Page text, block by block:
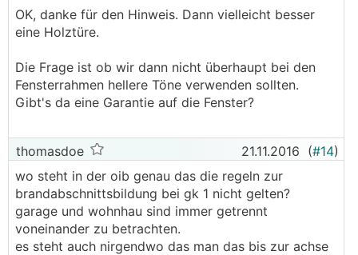
OK, danke für den Hinweis. Dann vielleicht besser
eine Holztüre.
Die Frage ist ob wir dann nicht überhaupt bei den
Fensterrahmen hellere Töne verwenden sollten.
Gibt's da eine Garantie auf die Fenster?
thomasdoe 21.11.2016 (#14)
wo steht in der oib genau das die regeln zur
brandabschnittsbildung bei gk 1 nicht gelten?
garage und wohnhau sind immer getrennt
voneinander zu betrachten.
es steht auch nirgendwo das man das bis zur achse